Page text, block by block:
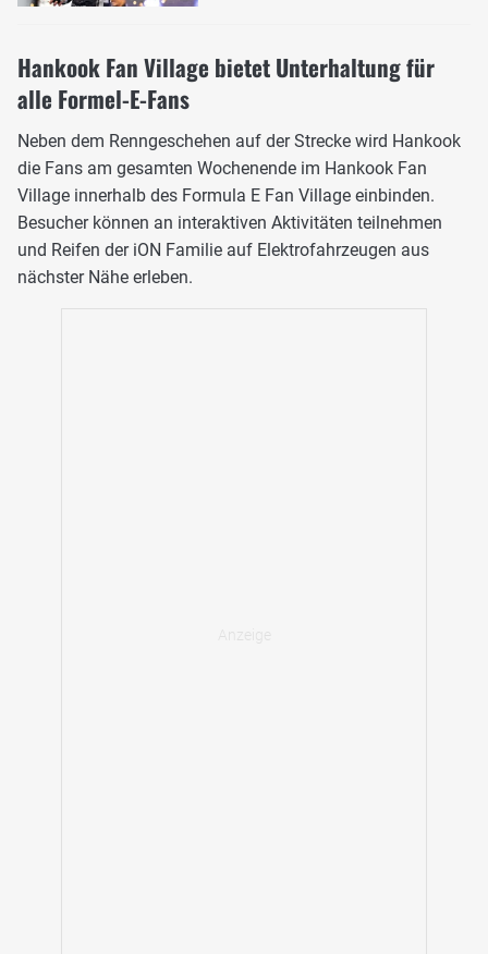
Hankook Fan Village bietet Unterhaltung für
alle Formel-E-Fans
Neben dem Renngeschehen auf der Strecke wird Hankook
die Fans am gesamten Wochenende im Hankook Fan
Village innerhalb des Formula E Fan Village einbinden.
Besucher können an interaktiven Aktivitäten teilnehmen
und Reifen der iON Familie auf Elektrofahrzeugen aus
nächster Nähe erleben.